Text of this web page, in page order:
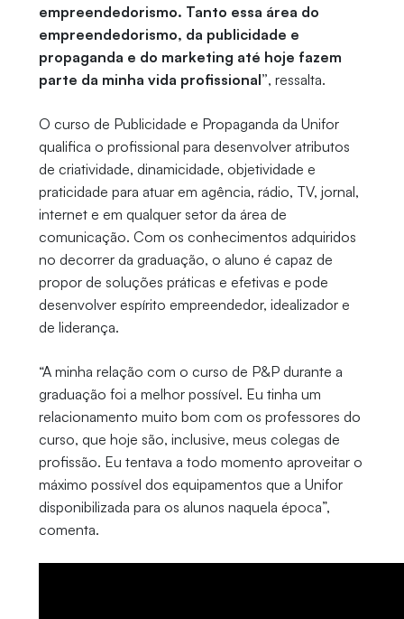
empreendedorismo. Tanto essa área do
empreendedorismo, da publicidade e
propaganda e do marketing até hoje fazem
parte da minha vida profissional”, ressalta.
O curso de Publicidade e Propaganda da Unifor
qualifica o profissional para desenvolver atributos
de criatividade, dinamicidade, objetividade e
praticidade para atuar em agência, rádio, TV, jornal,
internet e em qualquer setor da área de
comunicação. Com os conhecimentos adquiridos
no decorrer da graduação, o aluno é capaz de
propor de soluções práticas e efetivas e pode
desenvolver espírito empreendedor, idealizador e
de liderança.
“A minha relação com o curso de P&P durante a
graduação foi a melhor possível. Eu tinha um
relacionamento muito bom com os professores do
curso, que hoje são, inclusive, meus colegas de
profissão. Eu tentava a todo momento aproveitar o
máximo possível dos equipamentos que a Unifor
disponibilizada para os alunos naquela época”,
comenta.